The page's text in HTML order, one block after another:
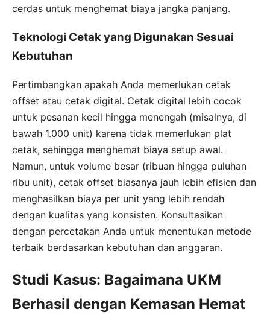
cerdas untuk menghemat biaya jangka panjang.
Teknologi Cetak yang Digunakan Sesuai
Kebutuhan
Pertimbangkan apakah Anda memerlukan cetak
offset atau cetak digital. Cetak digital lebih cocok
untuk pesanan kecil hingga menengah (misalnya, di
bawah 1.000 unit) karena tidak memerlukan plat
cetak, sehingga menghemat biaya setup awal.
Namun, untuk volume besar (ribuan hingga puluhan
ribu unit), cetak offset biasanya jauh lebih efisien dan
menghasilkan biaya per unit yang lebih rendah
dengan kualitas yang konsisten. Konsultasikan
dengan percetakan Anda untuk menentukan metode
terbaik berdasarkan kebutuhan dan anggaran.
Studi Kasus: Bagaimana UKM
Berhasil dengan Kemasan Hemat